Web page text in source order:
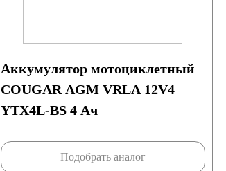
Аккумулятор мотоциклетный
COUGAR AGM VRLA 12V4
YTX4L-BS 4 Ач
Подобрать аналог